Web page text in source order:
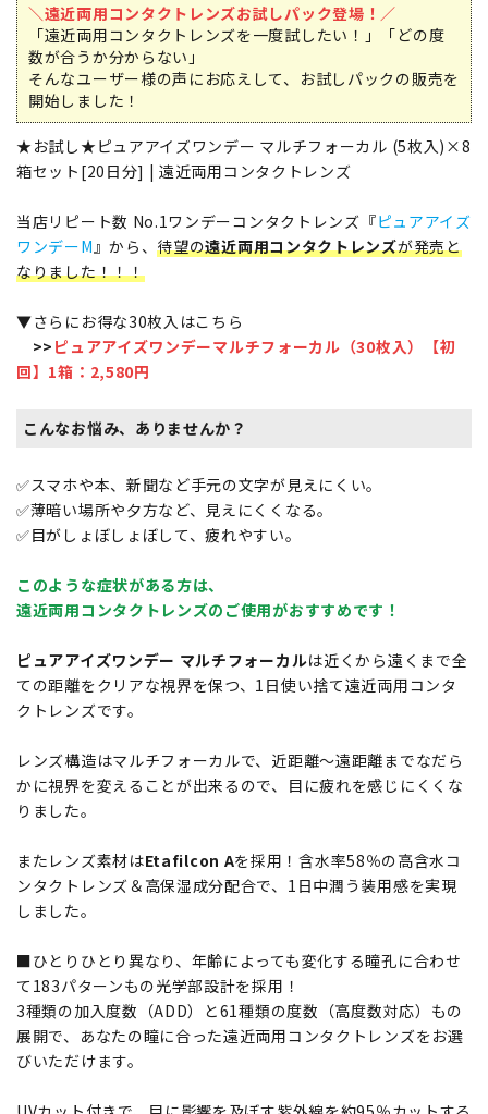
＼遠近両用コンタクトレンズお試しパック登場！／
「遠近両用コンタクトレンズを一度試したい！」「どの度
数が合うか分からない」
そんなユーザー様の声にお応えして、お試しパックの販売を
開始しました！
★お試し★ピュアアイズワンデー マルチフォーカル (5枚入)×8
箱セット[20日分] | 遠近両用コンタクトレンズ
当店リピート数 No.1ワンデーコンタクトレンズ『ピュアアイズ
ワンデーM 』から、待望の遠近両用コンタクトレンズが発売と
なりました！！！
▼さらにお得な30枚入はこちら
>> ピュアアイズワンデーマルチフォーカル（30枚入）【初
回】1箱：2,580円
こんなお悩み、ありませんか？
✅スマホや本、新聞など手元の文字が見えにくい。
✅薄暗い場所や夕方など、見えにくくなる。
✅目がしょぼしょぼして、疲れやすい。
このような症状がある方は、
遠近両用コンタクトレンズのご使用がおすすめです！
ピュアアイズワンデー マルチフォーカルは近くから遠くまで全
ての距離をクリアな視界を保つ、1日使い捨て遠近両用コンタ
クトレンズです。
レンズ構造はマルチフォーカルで、近距離～遠距離までなだら
かに視界を変えることが出来るので、目に疲れを感じにくくな
りました。
またレンズ素材はEtafilcon Aを採用！含水率58％の高含水コ
ンタクトレンズ＆高保湿成分配合で、1日中潤う装用感を実現
しました。
■ひとりひとり異なり、年齢によっても変化する瞳孔に合わせ
て183パターンもの光学部設計を採用！
3種類の加入度数（ADD）と61種類の度数（高度数対応）もの
展開で、あなたの瞳に合った遠近両用コンタクトレンズをお選
びいただけます。